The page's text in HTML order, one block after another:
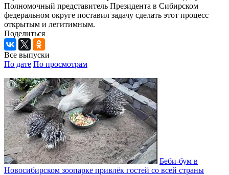
Полномочный представитель Президента в Сибирском
федеральном округе поставил задачу сделать этот процесс
открытым и легитимным.
Поделиться
Все выпуски
По дате По просмотрам
Беби-бум в
Новосибирском зоопарке привлёк гостей со всей страны